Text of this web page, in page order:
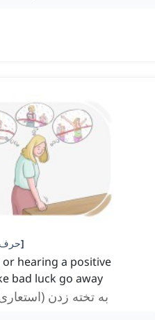
حرف]
hearing a positive
bad luck go away
به تخته زدن